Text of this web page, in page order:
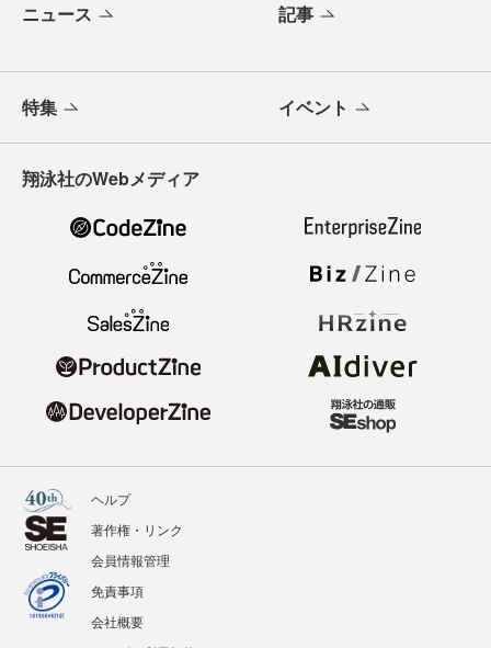
ニュース 記事
特集 イベント
翔泳社のWebメディア
ヘルプ
著作権・リンク
会員情報管理
免責事項
会社概要